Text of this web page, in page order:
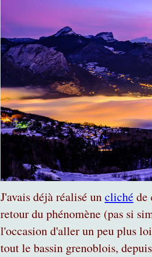
J'avais déjà réalisé uncliché de
retour du phénomène (pas si
l'occasion d'aller un peu plus
tout le bassin grenoblois,